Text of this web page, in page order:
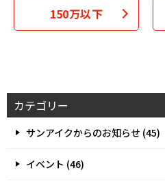
150万以下
カテゴリー
サンアイクからのお知らせ (45)
イベント (46)